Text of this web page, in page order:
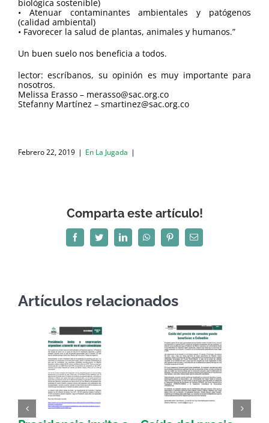
biológica sostenible)
• Atenuar contaminantes ambientales y patógenos
(calidad ambiental)
• Favorecer la salud de plantas, animales y humanos.”
Un buen suelo nos beneficia a todos.
lector: escríbanos, su opinión es muy importante para
nosotros.
Melissa Erasso – merasso@sac.org.co
Stefanny Martínez – smartinez@sac.org.co
Febrero 22, 2019 | En La Jugada |
Comparta este artículo!
FacebookTwitterLinkedInWhatsAppPinterestCorreo
electrónico
Artículos relacionados